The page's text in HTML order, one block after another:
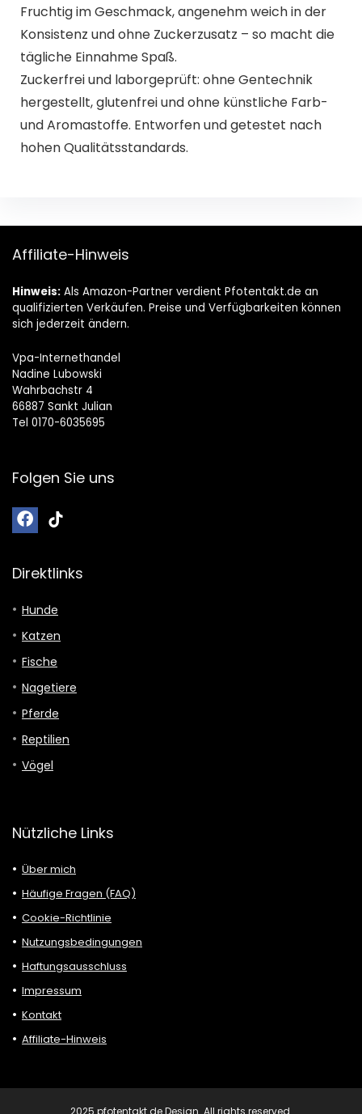
Fruchtig im Geschmack, angenehm weich in der
Konsistenz und ohne Zuckerzusatz – so macht die
tägliche Einnahme Spaß.
Zuckerfrei und laborgeprüft: ohne Gentechnik
hergestellt, glutenfrei und ohne künstliche Farb-
und Aromastoffe. Entworfen und getestet nach
hohen Qualitätsstandards.
Affiliate-Hinweis
Hinweis: Als Amazon-Partner verdient Pfotentakt.de an
qualifizierten Verkäufen. Preise und Verfügbarkeiten können
sich jederzeit ändern.
Vpa-Internethandel
Nadine Lubowski
Wahrbachstr 4
66887 Sankt Julian
Tel 0170-6035695
Folgen Sie uns
Direktlinks
Hunde
Katzen
Fische
Nagetiere
Pferde
Reptilien
Vögel
Nützliche Links
Über mich
Häufige Fragen (FAQ)
Cookie-Richtlinie
Nutzungsbedingungen
Haftungsausschluss
Impressum
Kontakt
Affiliate-Hinweis